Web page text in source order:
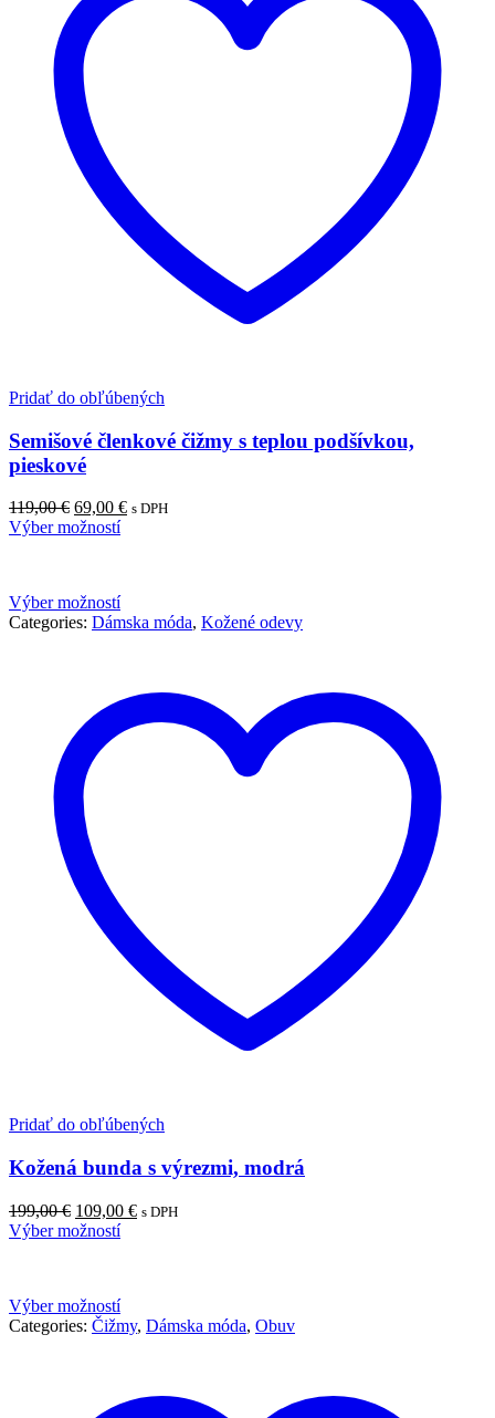
Pridať do obľúbených
Semišové členkové čižmy s teplou podšívkou,
pieskové
119,00€ Pôvodná
cena
69,00 €Aktuálna
s DPH
Výber možností
Výber možností
Categories: Dámska móda, Kožené odevy
Pridať do obľúbených
Kožená bunda s výrezmi, modrá
199,00€ Pôvodná
cena
109,00 €Aktuálna
s DPH
Výber možností
Výber možností
Categories: Čižmy, Dámska móda, Obuv